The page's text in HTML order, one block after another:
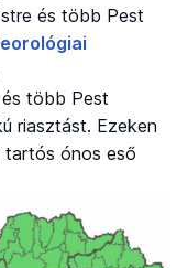
és több Pest
és több Pest
riasztást. Ezeken
ónos eső